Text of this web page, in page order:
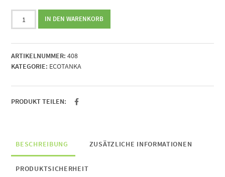
ECOtanka
pocketBOX
IN DEN WARENKORB
ARTIKELNUMMER: 408
KATEGORIE: ECOTANKA
PRODUKT TEILEN:
BESCHREIBUNG ZUSÄTZLICHE INFORMATIONEN
PRODUKTSICHERHEIT